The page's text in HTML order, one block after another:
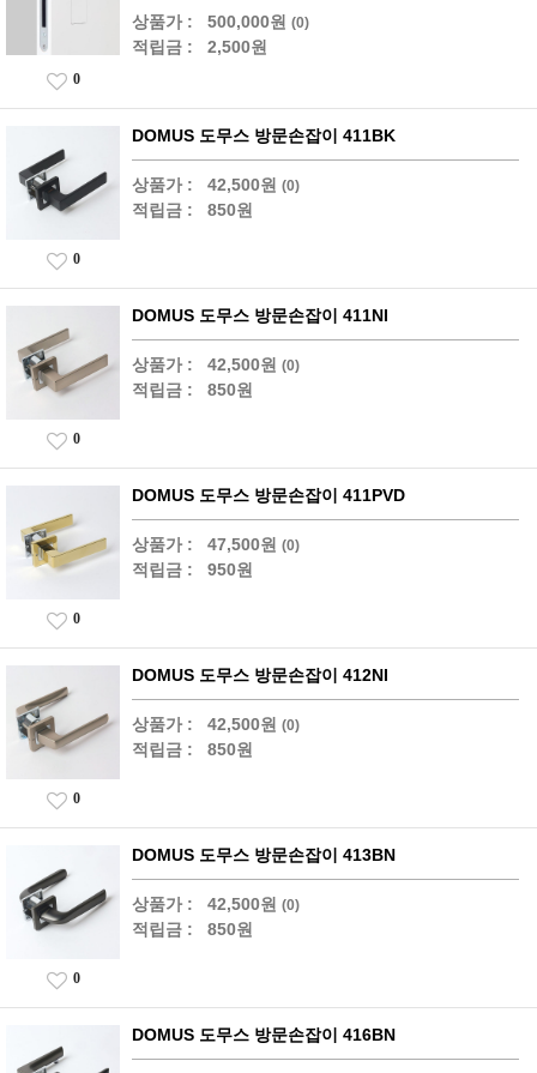
상품가 : 500,000원 (0)
적립금 : 2,500원
0
DOMUS 도무스 방문손잡이 411BK
상품가 : 42,500원 (0)
적립금 : 850원
0
DOMUS 도무스 방문손잡이 411NI
상품가 : 42,500원 (0)
적립금 : 850원
0
DOMUS 도무스 방문손잡이 411PVD
상품가 : 47,500원 (0)
적립금 : 950원
0
DOMUS 도무스 방문손잡이 412NI
상품가 : 42,500원 (0)
적립금 : 850원
0
DOMUS 도무스 방문손잡이 413BN
상품가 : 42,500원 (0)
적립금 : 850원
0
DOMUS 도무스 방문손잡이 416BN